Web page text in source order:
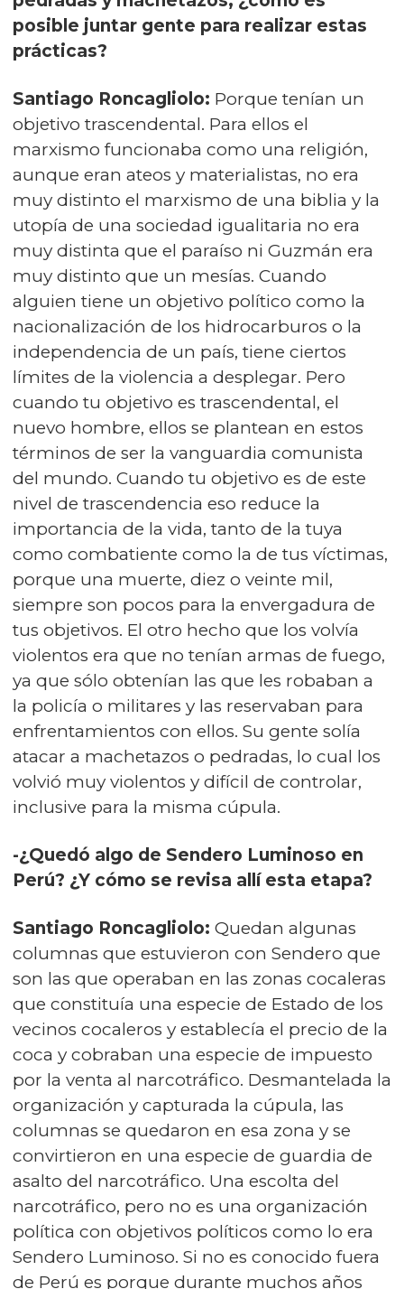
posible juntar gente para realizar estas
prácticas?
Santiago Roncagliolo: Porque tenían un
objetivo trascendental. Para ellos el
marxismo funcionaba como una religión,
aunque eran ateos y materialistas, no era
muy distinto el marxismo de una biblia y la
utopía de una sociedad igualitaria no era
muy distinta que el paraíso ni Guzmán era
muy distinto que un mesías. Cuando
alguien tiene un objetivo político como la
nacionalización de los hidrocarburos o la
independencia de un país, tiene ciertos
límites de la violencia a desplegar. Pero
cuando tu objetivo es trascendental, el
nuevo hombre, ellos se plantean en estos
términos de ser la vanguardia comunista
del mundo. Cuando tu objetivo es de este
nivel de trascendencia eso reduce la
importancia de la vida, tanto de la tuya
como combatiente como la de tus víctimas,
porque una muerte, diez o veinte mil,
siempre son pocos para la envergadura de
tus objetivos. El otro hecho que los volvía
violentos era que no tenían armas de fuego,
ya que sólo obtenían las que les robaban a
la policía o militares y las reservaban para
enfrentamientos con ellos. Su gente solía
atacar a machetazos o pedradas, lo cual los
volvió muy violentos y difícil de controlar,
inclusive para la misma cúpula.
-¿Quedó algo de Sendero Luminoso en
Perú? ¿Y cómo se revisa allí esta etapa?
Santiago Roncagliolo: Quedan algunas
columnas que estuvieron con Sendero que
son las que operaban en las zonas cocaleras
que constituía una especie de Estado de los
vecinos cocaleros y establecía el precio de la
coca y cobraban una especie de impuesto
por la venta al narcotráfico. Desmantelada la
organización y capturada la cúpula, las
columnas se quedaron en esa zona y se
convirtieron en una especie de guardia de
asalto del narcotráfico. Una escolta del
narcotráfico, pero no es una organización
política con objetivos políticos como lo era
Sendero Luminoso. Si no es conocido fuera
de Perú es porque durante muchos años